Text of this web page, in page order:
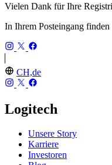
Vielen Dank für Ihre
In Ihrem Posteingang
CH,de
Logitech
Unsere Story
Karriere
Investoren